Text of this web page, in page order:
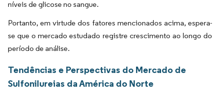
níveis de glicose no sangue.
Portanto, em virtude dos fatores mencionados acima, espera-
se que o mercado estudado registre crescimento ao longo do
período de análise.
Tendências e Perspectivas do Mercado de
Sulfonilureias da América do Norte